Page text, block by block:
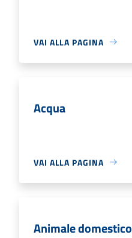
VAI ALLA PAGINA
Acqua
VAI ALLA PAGINA
Animale domestico